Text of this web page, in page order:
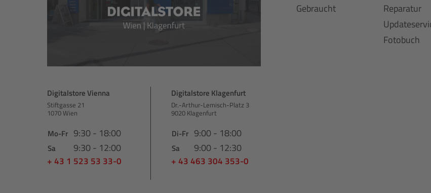
Digitalstore Vienna
Stiftgasse 21
1070 Wien
Mo-Fr 9:30 - 18:00
Sa 9:30 - 12:00
+ 43 1 523 53 33-0
Digitalstore Klagenfurt
Dr.-Arthur-Lemisch-Platz 3
9020 Klagenfurt
Di-Fr 9:00 - 18:00
Sa 9:00 - 12:30
+ 43 463 304 353-0
Gebraucht
Reparatur
Fotobuch